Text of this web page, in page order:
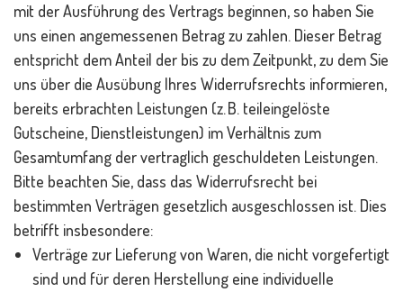
mit der Ausführung des Vertrags beginnen, so haben Sie
uns einen angemessenen Betrag zu zahlen. Dieser Betrag
entspricht dem Anteil der bis zu dem Zeitpunkt, zu dem Sie
uns über die Ausübung Ihres Widerrufsrechts informieren,
bereits erbrachten Leistungen (z. B. teileingelöste
Gutscheine, Dienstleistungen) im Verhältnis zum
Gesamtumfang der vertraglich geschuldeten Leistungen.
Bitte beachten Sie, dass das Widerrufsrecht bei
bestimmten Verträgen gesetzlich ausgeschlossen ist. Dies
betrifft insbesondere:
Verträge zur Lieferung von Waren, die nicht vorgefertigt
sind und für deren Herstellung eine individuelle